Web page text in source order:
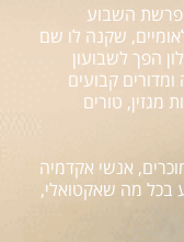
עלון פרשת השבוע
שקנה לו שם
הפך לשבועון
קבועים
טורים
אנשי אקדמיה
בכל מה שאקטואלי,